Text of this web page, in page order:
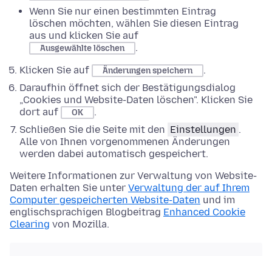
Wenn Sie nur einen bestimmten Eintrag
löschen möchten, wählen Sie diesen Eintrag
aus und klicken Sie auf
Ausgewählte löschen
.
Klicken Sie auf
Änderungen speichern
.
Daraufhin öffnet sich der Bestätigungsdialog
„Cookies und Website-Daten löschen". Klicken Sie
dort auf
OK
.
Schließen Sie die Seite mit den Einstellungen .
Alle von Ihnen vorgenommenen Änderungen
werden dabei automatisch gespeichert.
Weitere Informationen zur Verwaltung von Website-
Daten erhalten Sie unter Verwaltung der auf Ihrem
Computer gespeicherten Website-Daten und im
englischsprachigen Blogbeitrag Enhanced Cookie
Clearing von Mozilla.